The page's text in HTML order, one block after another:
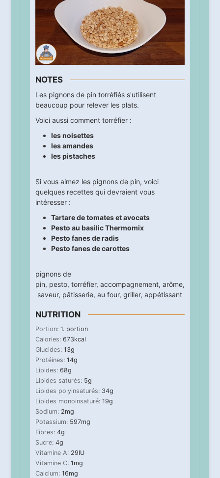
NOTES
Les pignons de pin torréfiés s'utilisent
beaucoup pour relever les plats.
Voici aussi comment torréfier :
les noisettes
les amandes
les pistaches
Si vous aimez les pignons de pin, voici
quelques recettes qui devraient vous
intéresser :
Tartare de tomates et avocats
Pesto au basilic Thermomix
Pesto fanes de radis
Pesto fanes de carottes
pignons de
pin, pesto, torréfier, accompagnement, arôme,
saveur, pâtisserie, au four, griller, appétissant
NUTRITION
Portion: 1. portion
Calories: 673kcal
Glucides: 13g
Protéines: 14g
Lipides: 68g
Lipides saturés: 5g
Lipides polyinsaturés: 34g
Lipides monoinsaturé: 19g
Sodium: 2mg
Potassium: 597mg
Fibres: 4g
Sucre: 4g
Vitamine A: 29IU
Vitamine C: 1mg
Calcium: 16mg